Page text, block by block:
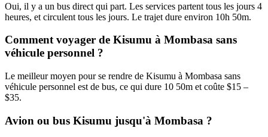
Oui, il y a un bus direct qui part. Les services partent tous les jours 4
heures, et circulent tous les jours. Le trajet dure environ 10h 50m.
Comment voyager de Kisumu à Mombasa sans
véhicule personnel ?
Le meilleur moyen pour se rendre de Kisumu à Mombasa sans
véhicule personnel est de bus, ce qui dure 10 50m et coûte $15 –
$35.
Avion ou bus Kisumu jusqu'à Mombasa ?